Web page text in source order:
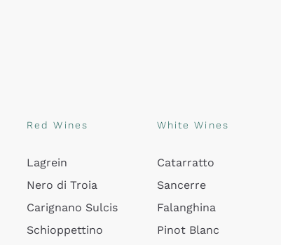
Red Wines
Lagrein
Nero di Troia
Carignano Sulcis
Schioppettino
White Wines
Catarratto
Sancerre
Falanghina
Pinot Blanc